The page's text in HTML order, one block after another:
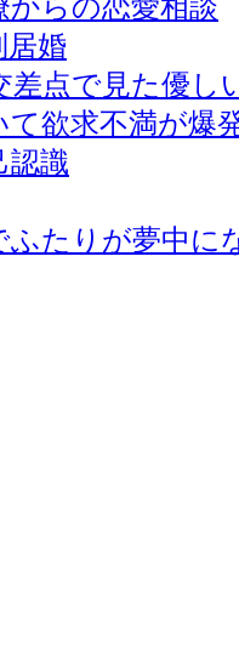
居婚
差点で見た優し
て欲求不満が爆
認識
ふたりが夢中に